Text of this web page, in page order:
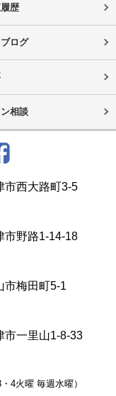
歴
ログ
相談
市西大路町3-5
市野路1-14-18
市梅田町5-1
市一里山1-8-33
4火曜 毎週水曜）